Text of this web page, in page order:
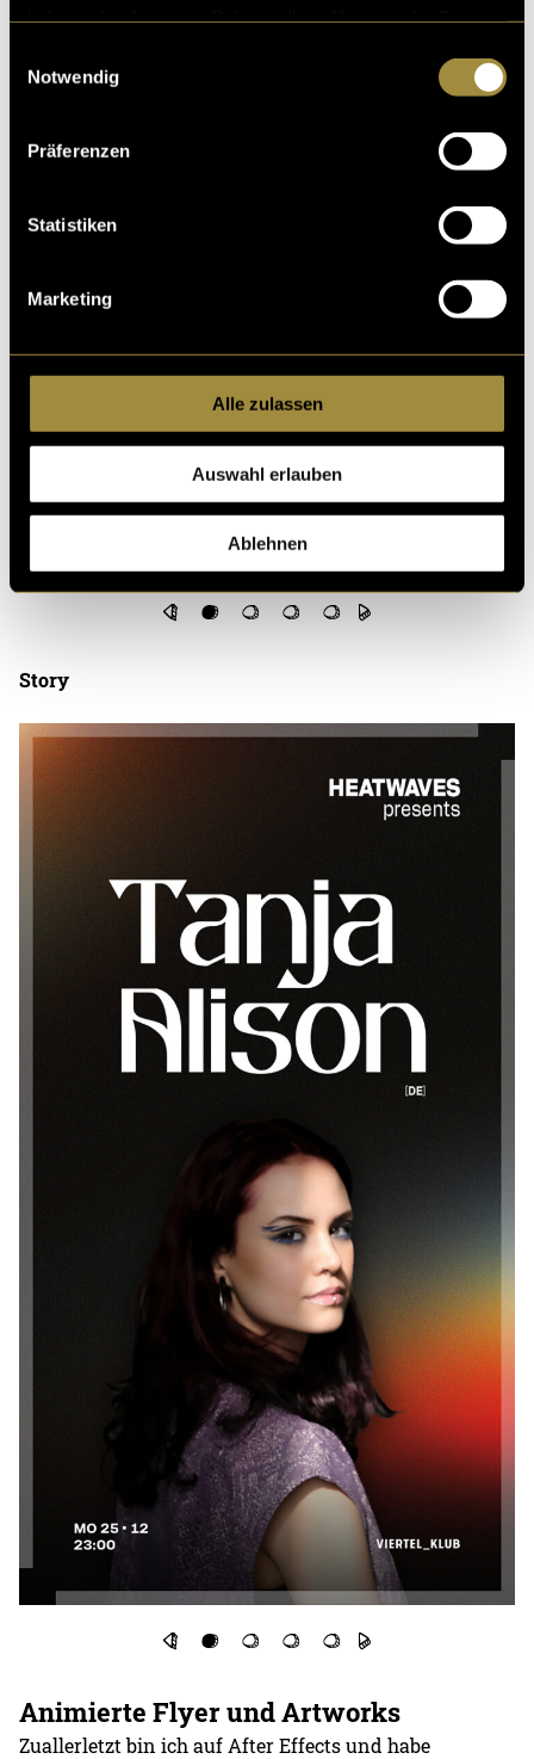
Notwendig
Präferenzen
Statistiken
Marketing
Alle zulassen
Auswahl erlauben
Ablehnen
Story
Animierte Flyer und Artworks
Zuallerletzt bin ich auf After Effects und habe